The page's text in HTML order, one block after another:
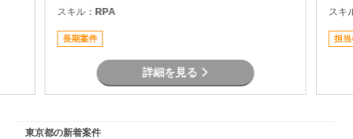
スキル： RPA
長期案件
詳細を見る
スキ
担当
東京都の新着案件